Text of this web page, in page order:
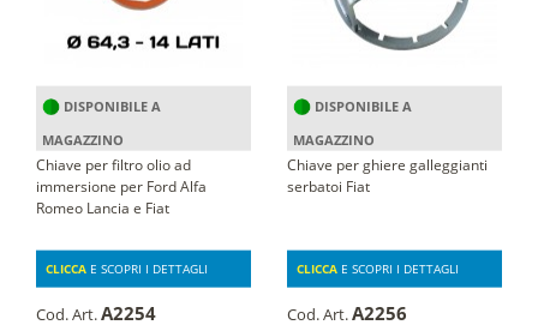
DISPONIBILE A
MAGAZZINO
Chiave per filtro olio ad
immersione per Ford Alfa
Romeo Lancia e Fiat
CLICCA E SCOPRI I DETTAGLI
Cod. Art.A2254
DISPONIBILE A
MAGAZZINO
Chiave per ghiere galleggianti
serbatoi Fiat
CLICCA E SCOPRI I DETTAGLI
Cod. Art.A2256